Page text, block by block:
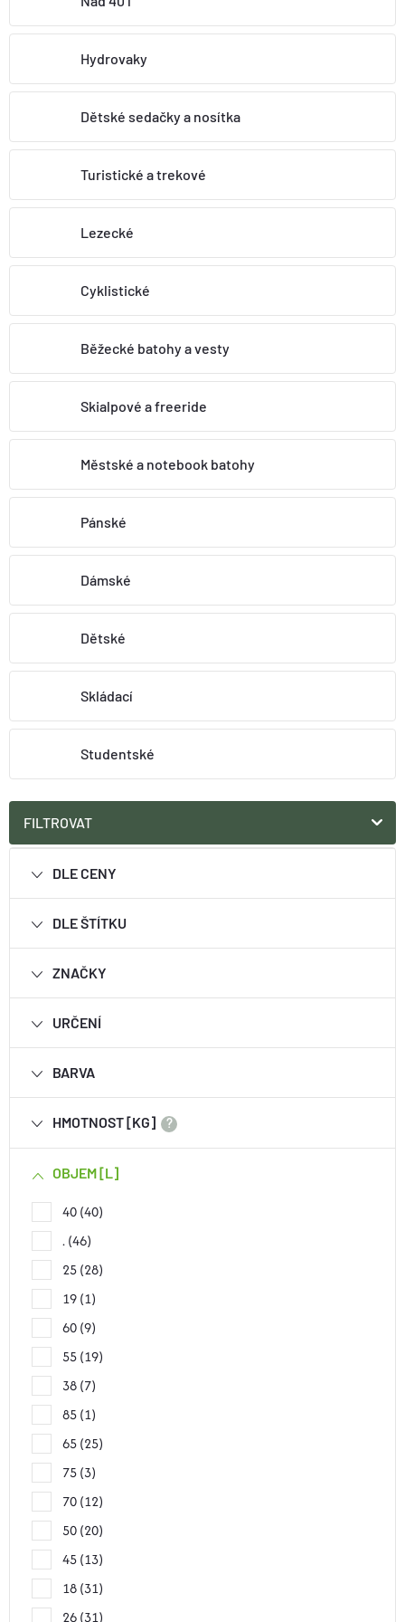
Kontakty
Nákup pro kolektiv
Slevové kódy
Blog
Doprava a platba
Mimosoudní řešení sporů
Moje objednávka
Hydrovaky
Dětské sedačky a nosítka
Turistické a trekové
Lezecké
Cyklistické
Běžecké batohy a vesty
Skialpové a freeride
Městské a notebook batohy
Pánské
Dámské
Dětské
Skládací
Studentské
FILTROVAT
DLE CENY
DLE ŠTÍTKU
ZNAČKY
URČENÍ
BARVA
HMOTNOST [KG] ?
OBJEM [L]
40 40
. 46
25 28
19 1
60 9
55 19
38 7
85 1
65 25
75 3
70 12
50 20
45 13
18 31
26 31